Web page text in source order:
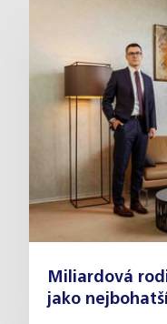
Miliardová
jako